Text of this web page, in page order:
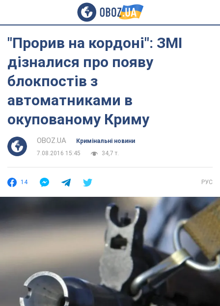
"Прорив на кордоні": ЗМІ
дізналися про появу
блокпостів з
автоматниками в
окупованому Криму
OBOZ.UA
Кримінальні новини
7.08.2016 15:45
34,7 т.
14 РУС